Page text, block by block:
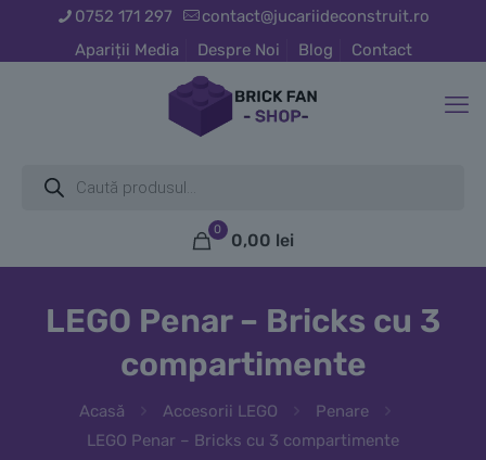
0752 171 297
contact@jucariideconstruit.ro
Apariții Media
Despre Noi Blog Contact
search
0
0,00 lei
LEGO Penar – Bricks cu 3
compartimente
Acasă Accesorii LEGO
Penare
LEGO Penar – Bricks cu 3 compartimente